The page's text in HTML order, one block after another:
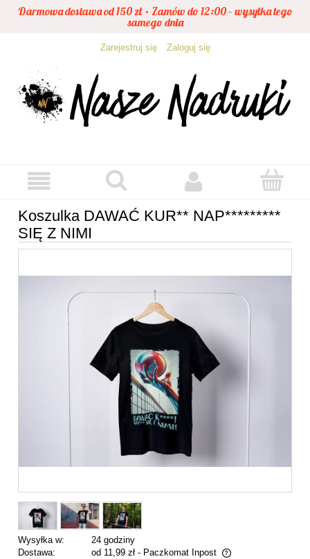
Darmowa dostawa od 150 zł • Zamów do 12:00 – wysyłka tego
samego dnia
Zarejestruj się Zaloguj się
Koszulka DAWAĆ KUR** NAP*********
SIĘ Z NIMI
Wysyłka w:
24 godziny
Dostawa:
od 11,99 zł - Paczkomat Inpost